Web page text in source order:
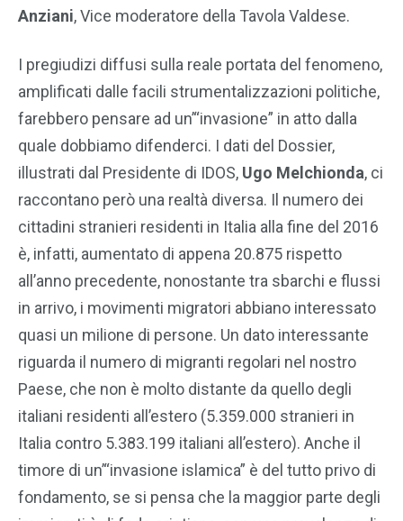
Anziani, Vice moderatore della Tavola Valdese.
I pregiudizi diffusi sulla reale portata del fenomeno,
amplificati dalle facili strumentalizzazioni politiche,
farebbero pensare ad un’“invasione” in atto dalla
quale dobbiamo difenderci. I dati del Dossier,
illustrati dal Presidente di IDOS, Ugo Melchionda, ci
raccontano però una realtà diversa. Il numero dei
cittadini stranieri residenti in Italia alla fine del 2016
è, infatti, aumentato di appena 20.875 rispetto
all’anno precedente, nonostante tra sbarchi e flussi
in arrivo, i movimenti migratori abbiano interessato
quasi un milione di persone. Un dato interessante
riguarda il numero di migranti regolari nel nostro
Paese, che non è molto distante da quello degli
italiani residenti all’estero (5.359.000 stranieri in
Italia contro 5.383.199 italiani all’estero). Anche il
timore di un’“invasione islamica” è del tutto privo di
fondamento, se si pensa che la maggior parte degli